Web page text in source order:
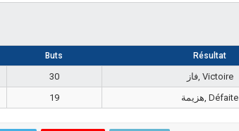
Buts Résultat
30
فاز, Victoire
19 هزيمة, Défaite